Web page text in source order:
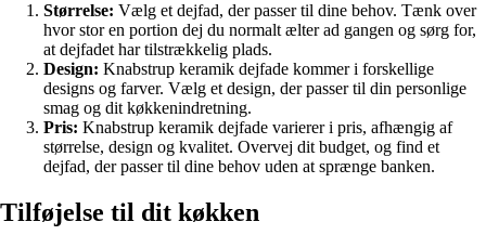
Størrelse: Vælg et dejfad, der passer til dine behov. Tænk over
hvor stor en portion dej du normalt ælter ad gangen og sørg for,
at dejfadet har tilstrækkelig plads.
Design: Knabstrup keramik dejfade kommer i forskellige
designs og farver. Vælg et design, der passer til din personlige
smag og dit køkkenindretning.
Pris: Knabstrup keramik dejfade varierer i pris, afhængig af
størrelse, design og kvalitet. Overvej dit budget, og find et
dejfad, der passer til dine behov uden at sprænge banken.
Tilføjelse til dit køkken